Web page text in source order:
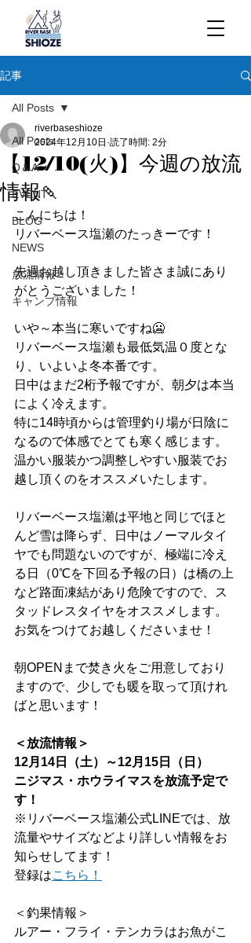
記事
All Posts
Q＆A
EVENT
BLOG
NEWS
放流情報
キャンプ情報
All Posts
【12/10(火)】今週の放流
情報🍡
riverbaseshioze
2024年12月10日 読了時間: 2分
こんにちは！
リバーベース塩瀬のたっきーです！
先週お越し頂きました皆さま誠にあり
がとうございました！
いや～本当に寒いですね🥶
リバーベース塩瀬も最低気温０度とな
り、いよいよ冬本番です。
日中はまだ2桁予報ですが、朝夕は本当
によく冷えます。
特に14時頃からは管理釣り場が日陰に
なるので体感でとても寒く感じます。
温かい服装かつ調整しやすい服装でお
越し頂くのをオススメいたします。
リバーベース塩瀬は平地と同じでほと
んど雪は降らず、日中はノーマルタイ
ヤでも問題ないのですが、極端に冷え
る日（0℃を下回る予報の日）は橋の上
など路面凍結があり危険ですので、ス
タッドレスタイヤをオススメします。
お気をつけてお越しくださいませ！
朝OPENまで焚き火をご用意しており
ますので、少しでも暖を取って頂けれ
ばと思います！
＜放流情報＞
12月14日（土）～12月15日（日）
ニジマス・ホウライマスを放流予定で
す！
※リバーベース塩瀬公式LINEでは、放
流量やサイズなどより詳しい情報をお
知らせしてます！
登録はこちら！
＜釣果情報＞
ルアー・フライ・テンカラはお魚がこ